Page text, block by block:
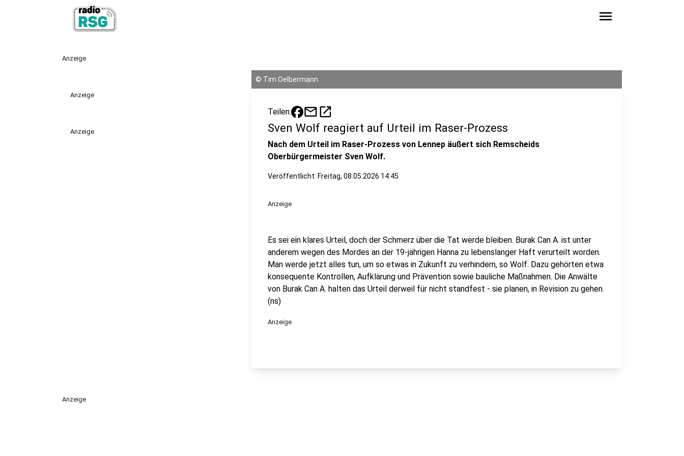
menu
Anzeige
Anzeige
Anzeige
© Tim Oelbermann
Teilen: mailopen_in_new
Sven Wolf reagiert auf Urteil im Raser-Prozess
Nach dem Urteil im Raser-Prozess von Lennep äußert sich Remscheids
Oberbürgermeister Sven Wolf.
Veröffentlicht: Freitag, 08.05.2026 14:45
Anzeige
Es sei ein klares Urteil, doch der Schmerz über die Tat werde bleiben. Burak Can A. ist unter
anderem wegen des Mordes an der 19-jährigen Hanna zu lebenslanger Haft verurteilt worden.
Man werde jetzt alles tun, um so etwas in Zukunft zu verhindern, so Wolf. Dazu gehörten etwa
konsequente Kontrollen, Aufklärung und Prävention sowie bauliche Maßnahmen. Die Anwälte
von Burak Can A. halten das Urteil derweil für nicht standfest - sie planen, in Revision zu gehen.
(ns)
Anzeige
Anzeige